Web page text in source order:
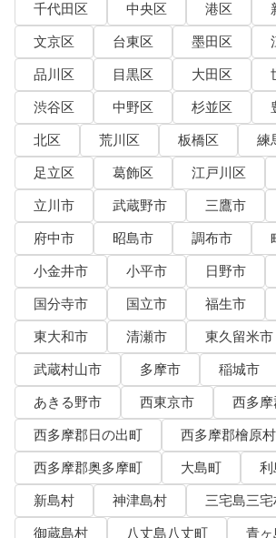
千代田区 中央区 港区
文京区
台東区 墨田区
品川区
目黒区 大田区
渋谷区
中野区 杉並区
北区
荒川区 板橋区
練
足立区
葛飾区 江戸川区
立川市
武蔵野市 三鷹市
府中市
昭島市 調布市
小金井市
小平市 日野市
国分寺市
国立市 福生市
東大和市
清瀬市
東久留米市
武蔵村山市
多摩市 稲城市
あきる野市
西東京市
西多
西多摩郡日の出町
西多摩郡檜原村
西多摩郡奥多摩町
大島町
利
新島村
神津島村
三宅島三宅
御蔵島村
八丈島八丈町 青